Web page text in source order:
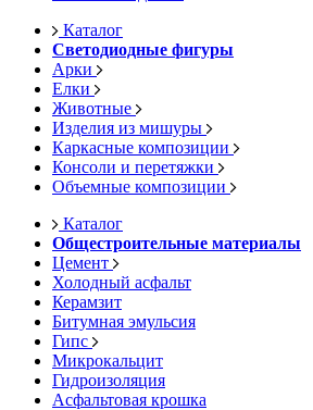
Каталог
Светодиодные фигуры
Арки
Елки
Животные
Изделия из мишуры
Каркасные композиции
Консоли и перетяжки
Объемные композиции
Каталог
Общестроительные материалы
Цемент
Холодный асфальт
Керамзит
Битумная эмульсия
Гипс
Микрокальцит
Гидроизоляция
Асфальтовая крошка